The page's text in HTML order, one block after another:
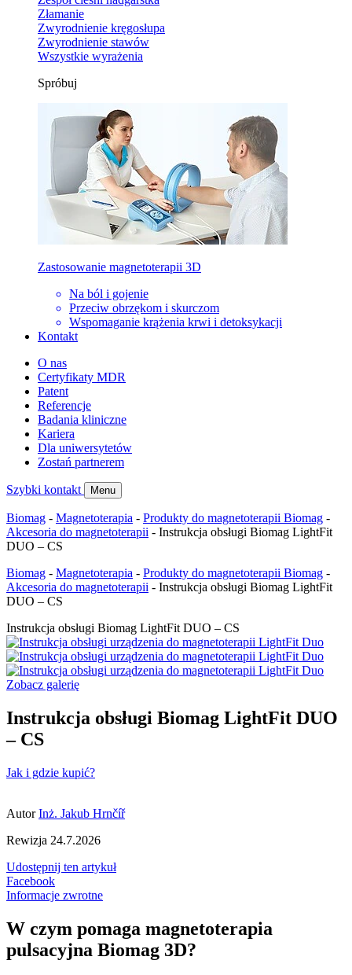
Złamanie
Zwyrodnienie kręgosłupa
Zwyrodnienie stawów
Wszystkie wyrażenia
Spróbuj
Zastosowanie magnetoterapii 3D
Na ból i gojenie
Przeciw obrzękom i skurczom
Wspomaganie krążenia krwi i detoksykacji
Kontakt
O nas
Certyfikaty MDR
Patent
Referencje
Badania kliniczne
Kariera
Dla uniwersytetów
Zostań partnerem
Szybki kontakt Menu
Biomag - Magnetoterapia - Produkty do magnetoterapii Biomag -
Akcesoria do magnetoterapii - Instrukcja obsługi Biomag LightFit
DUO – CS
Biomag - Magnetoterapia - Produkty do magnetoterapii Biomag -
Akcesoria do magnetoterapii - Instrukcja obsługi Biomag LightFit
DUO – CS
Instrukcja obsługi Biomag LightFit DUO – CS
Zobacz galerię
Instrukcja obsługi Biomag LightFit DUO
– CS
Jak i gdzie kupić?
Autor Inż. Jakub Hrnčíř
Rewizja 24.7.2026
Udostępnij ten artykuł
Facebook
Informacje zwrotne
W czym pomaga magnetoterapia
pulsacyjna Biomag 3D?